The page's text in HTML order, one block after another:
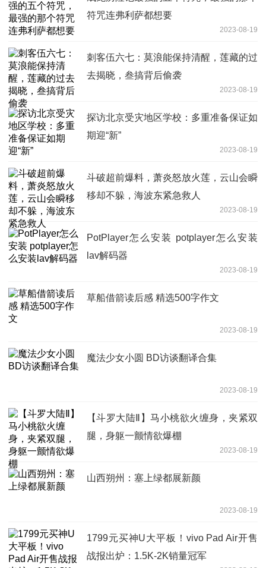
符咒连弗利萨都想要
2023-08-19
刺客伍六七：莫浪能保持清醒，莲藏的过
去揭晓，叁搞背后偷袭
2023-08-19
探访北京受灾地区学校：多重准备保证如
期迎“新”
2023-08-19
斗破超前爆料，萧炎怒放火莲，云山会瞬
移却不躲，海波东紧急救人
2023-08-19
PotPlayer怎么安装 potplayer怎么安装
lav解码器
2023-08-19
草船借箭读后感 精选500字作文
2023-08-19
魔法少女小圆 BD访谈翻译合集
2023-08-19
【斗罗大陆Ⅱ】马小桃欲火缠身，夹紧双
腿，身躯一颤情欲爆棚
2023-08-19
山西朔州：塞上绿都展新颜
2023-08-19
1799元买神U大平板！vivo Pad Air开售
战报出炉：1.5K-2K销量冠军